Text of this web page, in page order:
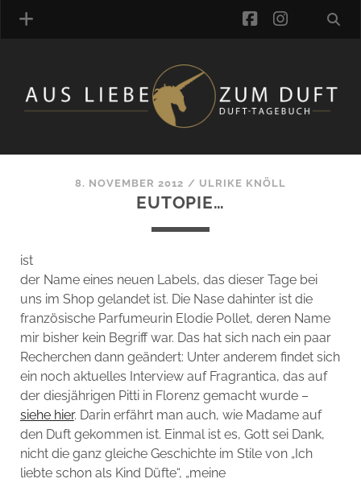
MANUFAKTUREN
DUFTNOTEN
LINK-SAMMLUNG
ARTIKEL-ARCHIV
ONLINE-SHOP
DAS ALZD-TEAM
facebook
8. NOVEMBER 2012 / ULRIKE KNÖLL
EUTOPIE…
ist
der Name eines neuen Labels, das dieser Tage bei
uns im Shop gelandet ist. Die Nase dahinter ist die
französische Parfumeurin Elodie Pollet, deren Name
mir bisher kein Begriff war. Das hat sich nach ein paar
Recherchen dann geändert: Unter anderem findet sich
ein noch aktuelles Interview auf Fragrantica, das auf
der diesjährigen Pitti in Florenz gemacht wurde –
siehe hier. Darin erfährt man auch, wie Madame auf
den Duft gekommen ist. Einmal ist es, Gott sei Dank,
nicht die ganz gleiche Geschichte im Stile von „Ich
liebte schon als Kind Düfte“, „meine